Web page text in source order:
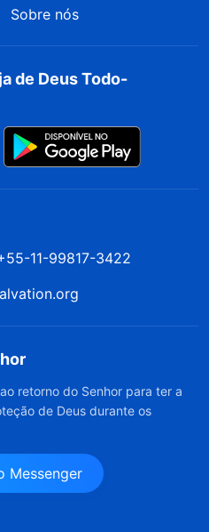
Sobre nós
de Deus Todo-
11-99817-3422
retorno do Senhor para ter a
de Deus durante os
Messenger